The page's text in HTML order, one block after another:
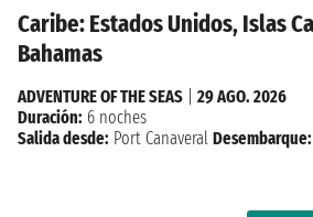
Caribe: Estados Unidos, Islas
Bahamas
ADVENTURE OF THE SEAS
29 AGO. 2026
Duración: 6 noches
Salida desde: Port Canaveral Desembarque: